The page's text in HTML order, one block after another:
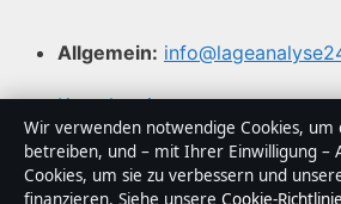
Allgemein:
Kontaktseite
Tipp senden
Wir verwenden notwendige Cookies, um
betreiben, und – mit Ihrer Einwilligung –
Cookies, um sie zu verbessern und
finanzieren. Siehe unsere Cookie-Richtlinie